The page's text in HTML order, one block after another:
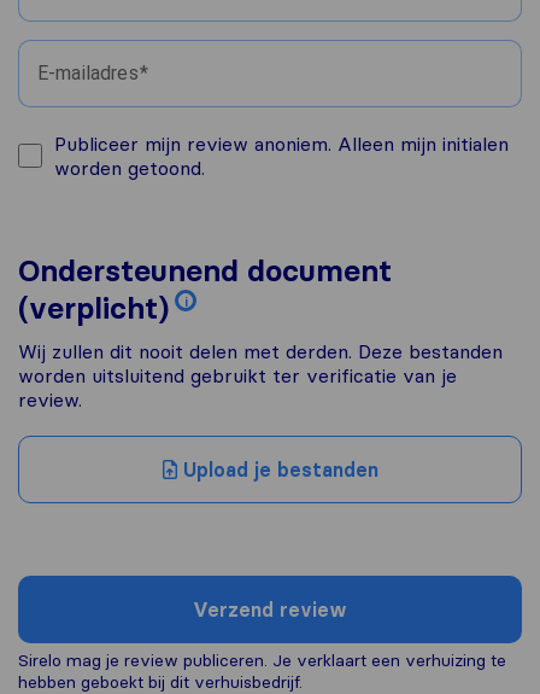
E-mailadres
Publiceer mijn review anoniem. Alleen mijn initialen
worden getoond.
Ondersteunend document
(verplicht)
i
Wij zullen dit nooit delen met derden. Deze bestanden
worden uitsluitend gebruikt ter verificatie van je
review.
Upload je bestanden
Verzend review
Sirelo mag je review publiceren. Je verklaart een verhuizing te
hebben geboekt bij dit verhuisbedrijf.